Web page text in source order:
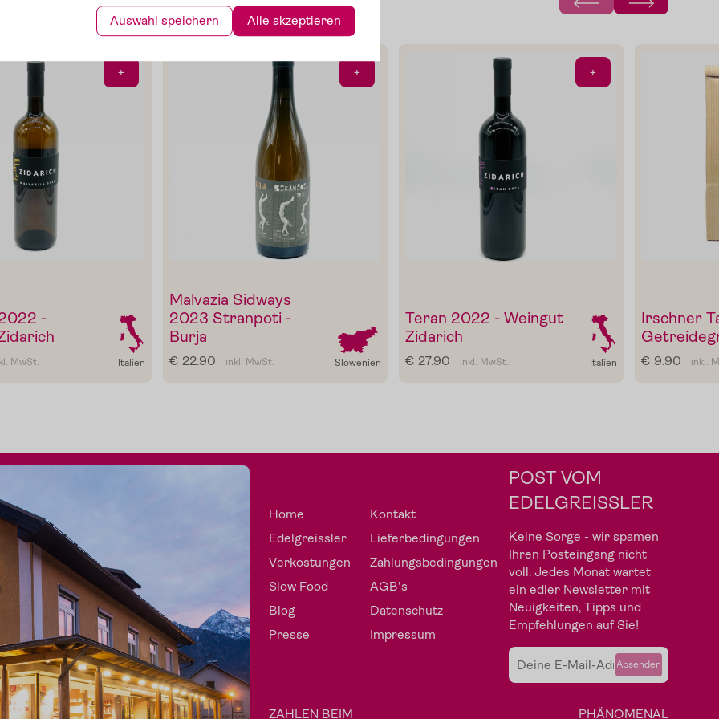
Gewürze Gutscheine
Angebote
+
-
MwSt. Italien
+
Malvazia Sidways
2023 Stranpoti -
Burja
€ 22.90 inkl. MwSt. Slowenien
+
Teran 2022 - Weingut
Zidarich
€ 27.90 inkl. MwSt. Italien
Irschner
€ 9.90 inkl.
Home
Edelgreissler
Verkostungen
Slow Food
Blog
Presse
Kontakt
Lieferbedingungen
Zahlungsbedingungen
AGB's
Datenschutz
Impressum
POST VOM
EDELGREISSLER
Keine Sorge - wir spamen
Ihren Posteingang nicht
voll. Jedes Monat wartet
ein edler Newsletter mit
Neuigkeiten, Tipps und
Empfehlungen auf Sie!
Absenden
ZAHLEN BEIM PHÄNOMENAL
Auswahl speichern Alle akzeptieren
Im Shop ansehen